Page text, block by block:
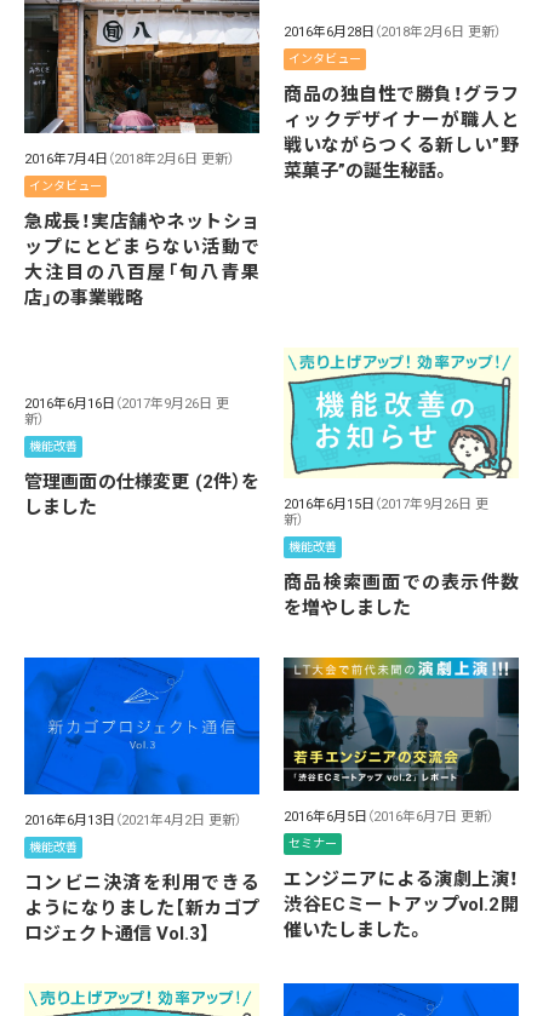
2016年7月4日 （2018年2月6日 更新）
インタビュー
急成長！実店舗やネットショ
ップにとどまらない活動で
大注目の八百屋「旬八青果
店」の事業戦略
2016年6月28日 （2018年2月6日 更新）
インタビュー
商品の独自性で勝負！グラフ
ィックデザイナーが職人と
戦いながらつくる新しい”野
菜菓子”の誕生秘話。
2016年6月16日 （2017年9月26日 更
新）
機能改善
管理画面の仕様変更 (2件）を
しました
2016年6月15日 （2017年9月26日 更
新）
機能改善
商品検索画面での表示件数
を増やしました
2016年6月13日 （2021年4月2日 更新）
機能改善
コンビニ決済を利用できる
ようになりました【新カゴプ
ロジェクト通信 Vol.3】
2016年6月5日 （2016年6月7日 更新）
セミナー
エンジニアによる演劇上演！
渋谷ECミートアップvol.2開
催いたしました。